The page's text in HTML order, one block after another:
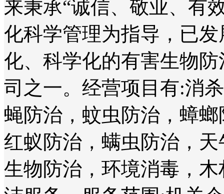
来秉承“诚信、敬业、有
化科学管理为指导，已
化、科学化的有害生物
司之一。经营项目有:消
蝇防治，蚊虫防治，蟑
红蚁防治，螨虫防治，
生物防治，环境消毒，